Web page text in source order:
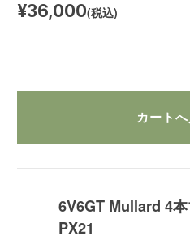
¥36,000(税込)
6V6GT Mullard 4
PX21